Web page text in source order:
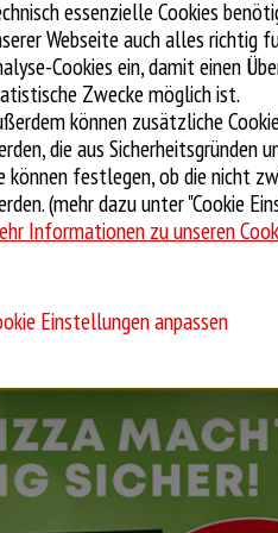
beliebteste Pizza-Marke
hatte. Jetzt wagen Aygül
bereits von ihrem eigenen
insgesamt vier Standorte
der Gastronomie auch als
wir beschlossen: Das wollen wir
von seinem ältesten Sohn
um Call a Pizza geht, ist Berlin
Günter, Bülent und Sahin Gülmez
Logo in Hohenschönhausen,
Cousins bewarb sich auch
Maximilian Kahraman und
LIEFERUNG SICHER!
essenzielle Cookies
Webseite auch alles richtig
Cookies ein, damit einen
Zwecke möglich ist.
können zusätzliche
die aus Sicherheitsgründen
können festlegen, ob die nicht
(mehr dazu unter "Cookie
Informationen zu unseren
Einstellungen anpassen